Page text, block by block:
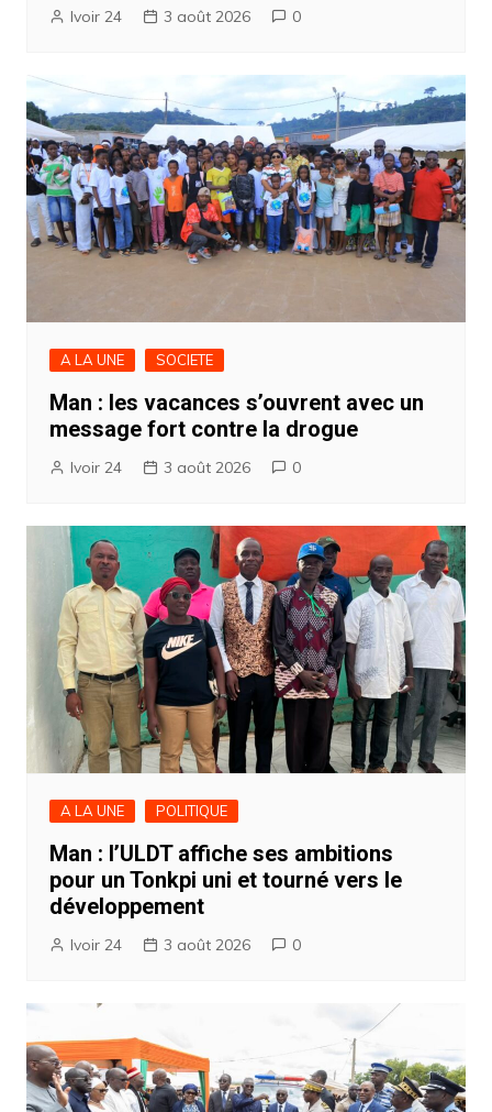
Ivoir 24 3 août 2026 0
A LA UNE SOCIETE
Man : les vacances s’ouvrent avec un
message fort contre la drogue
Ivoir 24 3 août 2026 0
A LA UNE POLITIQUE
Man : l’ULDT affiche ses ambitions
pour un Tonkpi uni et tourné vers le
développement
Ivoir 24 3 août 2026 0